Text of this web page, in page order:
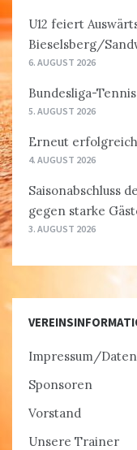
U12 feiert
Bieselsberg/
6. AUGUST 2026
Bundesliga-
5. AUGUST 2026
Erneut
4. AUGUST 2026
Saisonabschluss
gegen starke
3. AUGUST 2026
Impressum/
Sponsoren
Vorstand
Unsere Trainer